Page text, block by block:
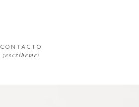
CONTACTO
¡escríbeme!